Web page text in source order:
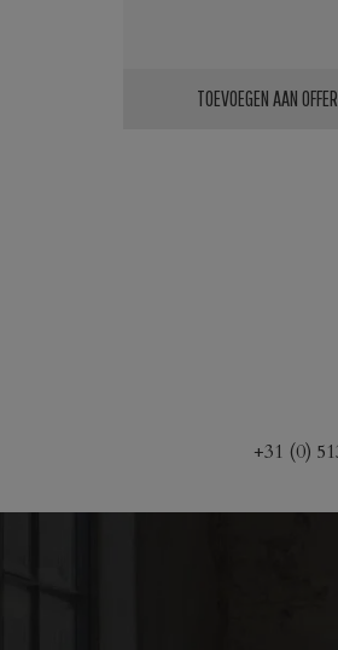
TOEVOEGEN AAN
+31 (0)